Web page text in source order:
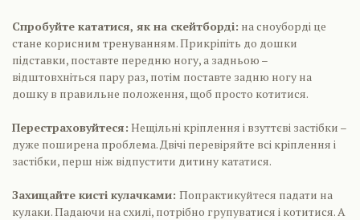
Спробуйте кататися, як на скейтборді: на сноуборді це
стане корисним тренуванням. Прикріпіть до дошки
підставки, поставте передню ногу, а задньою –
відштовхніться пару раз, потім поставте задню ногу на
дошку в правильне положення, щоб просто котитися.
Перестраховуйтеся: Нещільні кріплення і взуттєві застібки –
дуже поширена проблема. Двічі перевіряйте всі кріплення і
застібки, перш ніж відпустити дитину кататися.
Захищайте кисті кулачками: Попрактикуйтеся падати на
кулаки. Падаючи на схилі, потрібно групуватися і котитися. А